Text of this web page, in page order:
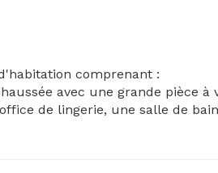
comprenant :
avec une grande pièce
de lingerie, une salle de
un vaste palier desservant